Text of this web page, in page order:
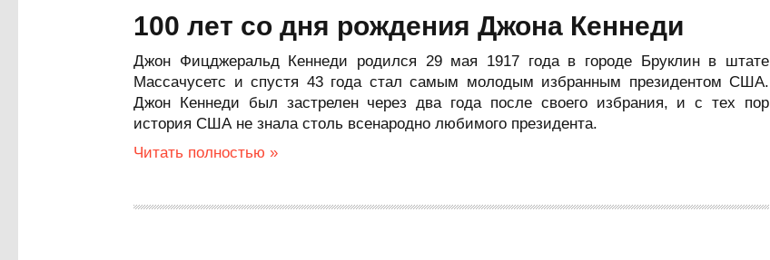
100 лет со дня рождения Джона Кеннеди
Джон Фицджеральд Кеннеди родился 29 мая 1917 года в городе Бруклин в штате
Массачусетс и спустя 43 года стал самым молодым избранным президентом США.
Джон Кеннеди был застрелен через два года после своего избрания, и с тех пор
история США не знала столь всенародно любимого президента.
Читать полностью »